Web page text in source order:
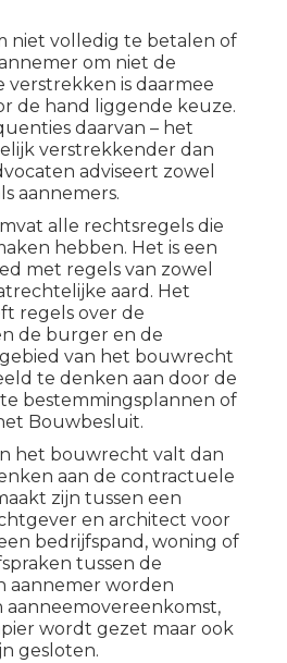
niet volledig te betalen of
om niet de
is daarmee
de hand liggende keuze.
daarvan – het
verstrekkender dan
adviseert zowel
aannemers.
alle rechtsregels die
hebben. Het is een
met regels van zowel
aard. Het
regels over de
de burger en de
van het bouwrecht
te denken aan door de
bestemmingsplannen of
Bouwbesluit.
het bouwrecht valt dan
aan de contractuele
zijn tussen een
en architect voor
bedrijfspand, woning of
tussen de
aannemer worden
aanneemovereenkomst,
wordt gezet maar ook
gesloten.